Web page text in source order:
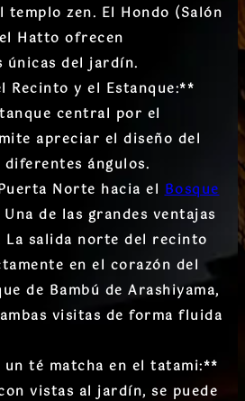
templo zen. El Hondo (Salón
Hatto ofrecen
únicas del jardín.
Recinto y el Estanque:**
central por el
apreciar el diseño del
ángulos.
Norte hacia elBosque
de las grandes ventajas
La salida norte del recinto
en el corazón del
de Bambú de Arashiyama,
visitas de forma fluida
té matcha en el tatami:**
vistas al jardín, se puede